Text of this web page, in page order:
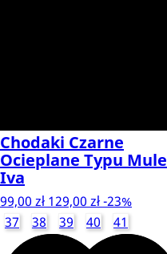
Chodaki Czarne
Ocieplane Typu Mule
Iva
99,00 zł 129,00 zł-23%
37
38 39 40 41